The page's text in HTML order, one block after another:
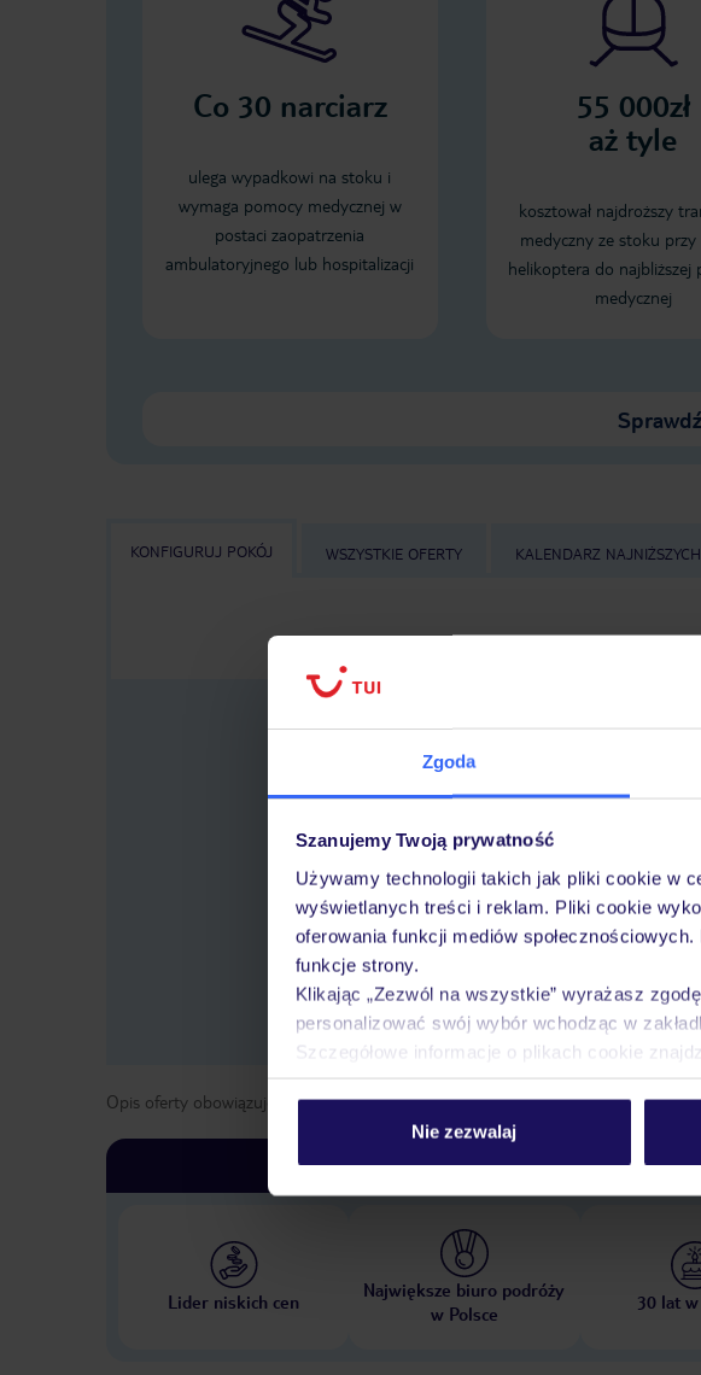
Zgoda
Szanujemy Twoją prywatność
Używamy technologii takich jak pliki cookie w
wyświetlanych treści i reklam. Pliki cookie
oferowania funkcji mediów
funkcje strony.
Klikając „Zezwól na wszystkie” wyrażasz
personalizować swój wybór wchodząc w
Szczegółowe informacje o plikach cookie
Nie zezwalaj
Co 30 narciarz
ulega wypadkowi na stoku i
wymaga pomocy medycznej w
postaci zaopatrzenia
ambulatoryjnego lub hospitalizacji
55 000zł
aż tyle
kosztował najdroższy
medyczny ze stoku przy
helikoptera do najbliższej
medycznej
KONFIGURUJ POKÓJ WSZYSTKIE OFERTY KALENDARZ
Wybierz długość
Opis oferty obowiązuje dla wyjazdów w terminie od 1 listopada 2026do31
Lider niskich cen
Największe biuro podróży
w Polsce
30 lat w